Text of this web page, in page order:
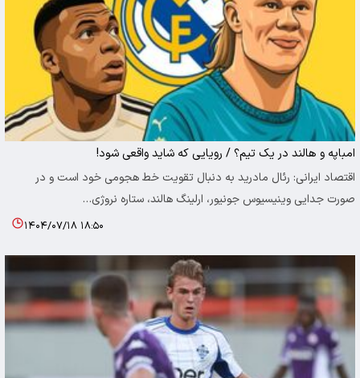
امباپه و هالند در یک تیم؟ / رویایی که شاید واقعی شود!
اقتصاد ایرانی: رئال مادرید به دنبال تقویت خط هجومی خود است و در
صورت جدایی وینیسیوس جونیور، ارلینگ هالند، ستاره نروژی…
۱۴۰۴/۰۷/۱۸ ۱۸:۵۰